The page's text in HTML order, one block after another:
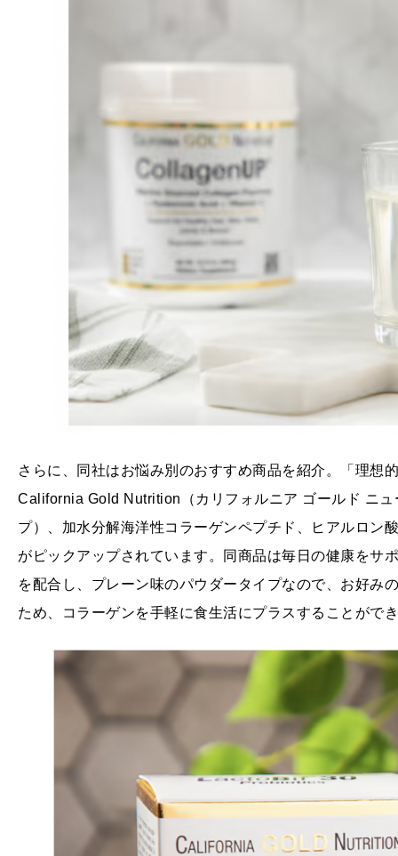
さらに、同社はお悩み別のおすすめ商品を紹介。「理想
California Gold Nutrition（カリフォルニア ゴールド ニ
プ）、加水分解海洋性コラーゲンペプチド、ヒアルロン
がピックアップされています。同商品は毎日の健康をサ
を配合し、プレーン味のパウダータイプなので、お好み
ため、コラーゲンを手軽に食生活にプラスすることがで